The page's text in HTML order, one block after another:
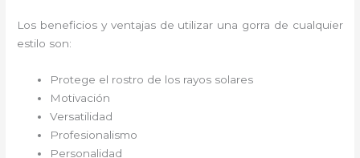
Los beneficios y ventajas de utilizar una gorra de cualquier
estilo son:
Protege el rostro de los rayos solares
Motivación
Versatilidad
Profesionalismo
Personalidad